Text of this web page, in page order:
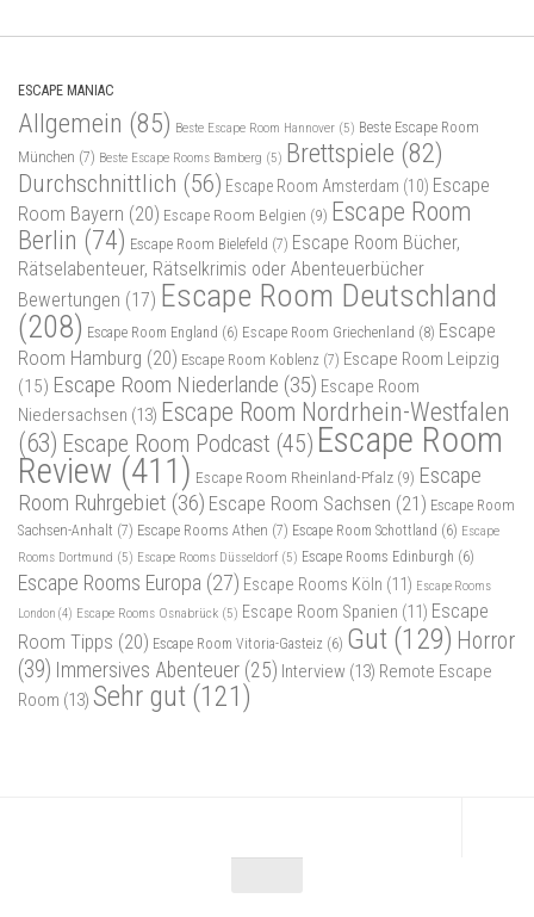
ESCAPE MANIAC
Allgemein (85) Beste Escape Room Hannover (5) Beste Escape Room
München (7) Beste Escape Rooms Bamberg (5) Brettspiele (82)
Durchschnittlich (56) Escape Room Amsterdam (10) Escape
Room Bayern (20) Escape Room Belgien (9) Escape Room
Berlin (74) Escape Room Bielefeld (7) Escape Room Bücher,
Rätselabenteuer, Rätselkrimis oder Abenteuerbücher
Bewertungen (17) Escape Room Deutschland
(208) Escape Room England (6) Escape Room Griechenland (8) Escape
Room Hamburg (20) Escape Room Koblenz (7) Escape Room Leipzig
(15) Escape Room Niederlande (35) Escape Room
Niedersachsen (13) Escape Room Nordrhein-Westfalen
(63) Escape Room Podcast (45) Escape Room
Review (411) Escape Room Rheinland-Pfalz (9) Escape
Room Ruhrgebiet (36) Escape Room Sachsen (21) Escape Room
Sachsen-Anhalt (7) Escape Rooms Athen (7) Escape Room Schottland (6) Escape
Rooms Dortmund (5) Escape Rooms Düsseldorf (5) Escape Rooms Edinburgh (6)
Escape Rooms Europa (27) Escape Rooms Köln (11) Escape Rooms
London (4) Escape Rooms Osnabrück (5) Escape Room Spanien (11) Escape
Room Tipps (20) Escape Room Vitoria-Gasteiz (6) Gut (129) Horror
(39) Immersives Abenteuer (25) Interview (13) Remote Escape
Room (13) Sehr gut (121)